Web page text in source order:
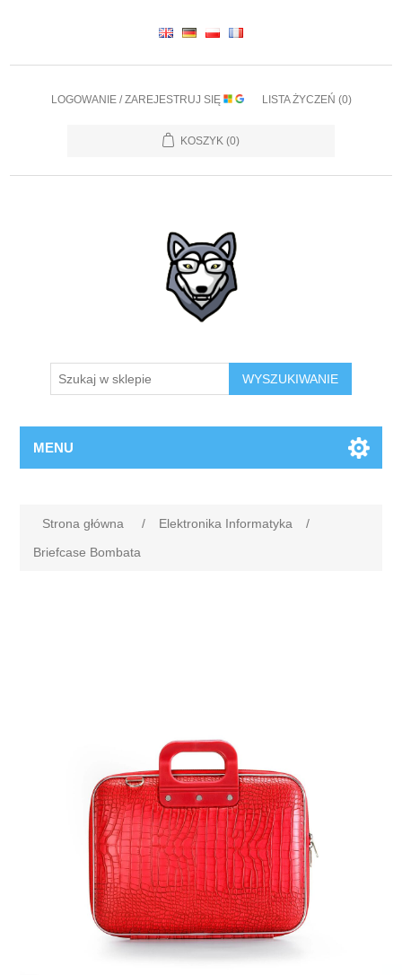
LOGOWANIE / ZAREJESTRUJ SIĘ LISTA ŻYCZEŃ (0)
KOSZYK (0)
WYSZUKIWANIE
MENU
Strona główna / Elektronika Informatyka
/
Briefcase Bombata